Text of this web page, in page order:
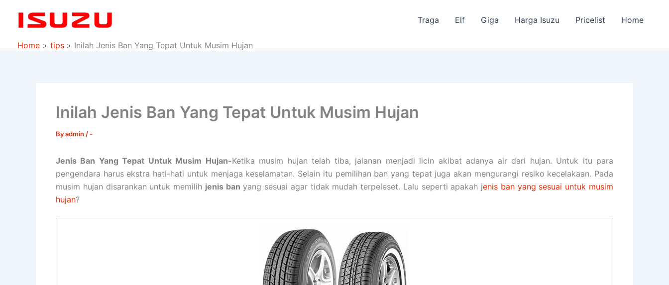
Traga Elf Giga Harga Isuzu Pricelist Home
Home tips Inilah Jenis Ban Yang Tepat Untuk Musim Hujan
Inilah Jenis Ban Yang Tepat Untuk Musim Hujan
Byadmin / -
Jenis Ban Yang Tepat Untuk Musim Hujan-Ketika musim hujan telah tiba, jalanan menjadi licin akibat adanya air dari hujan. Untuk itu para
pengendara harus ekstra hati-hati untuk menjaga keselamatan. Selain itu pemilihan ban yang tepat juga akan mengurangi resiko kecelakaan. Pada
musim hujan disarankan untuk memilih jenis ban yang sesuai agar tidak mudah terpeleset. Lalu seperti apakah jenis ban yang sesuai untuk musim
hujan?